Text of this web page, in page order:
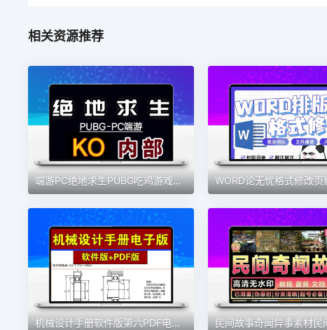
相关资源推荐
端游PC绝地求生PUBG吃鸡游戏软件教程资料
机械设计手册软件版第六PDF电子版英科宇机械工程师手册国标选型